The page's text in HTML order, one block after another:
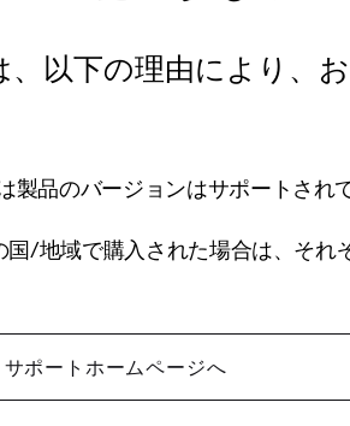
、以下の理由により、
製品のバージョンはサポートされ
国/地域で購入された場合は、それ
サポートホームページへ